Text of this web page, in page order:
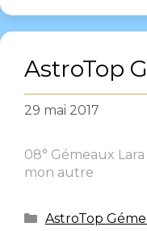
AstroTop
29 mai 2017
08° Gémeaux
mon autre
AstroTop